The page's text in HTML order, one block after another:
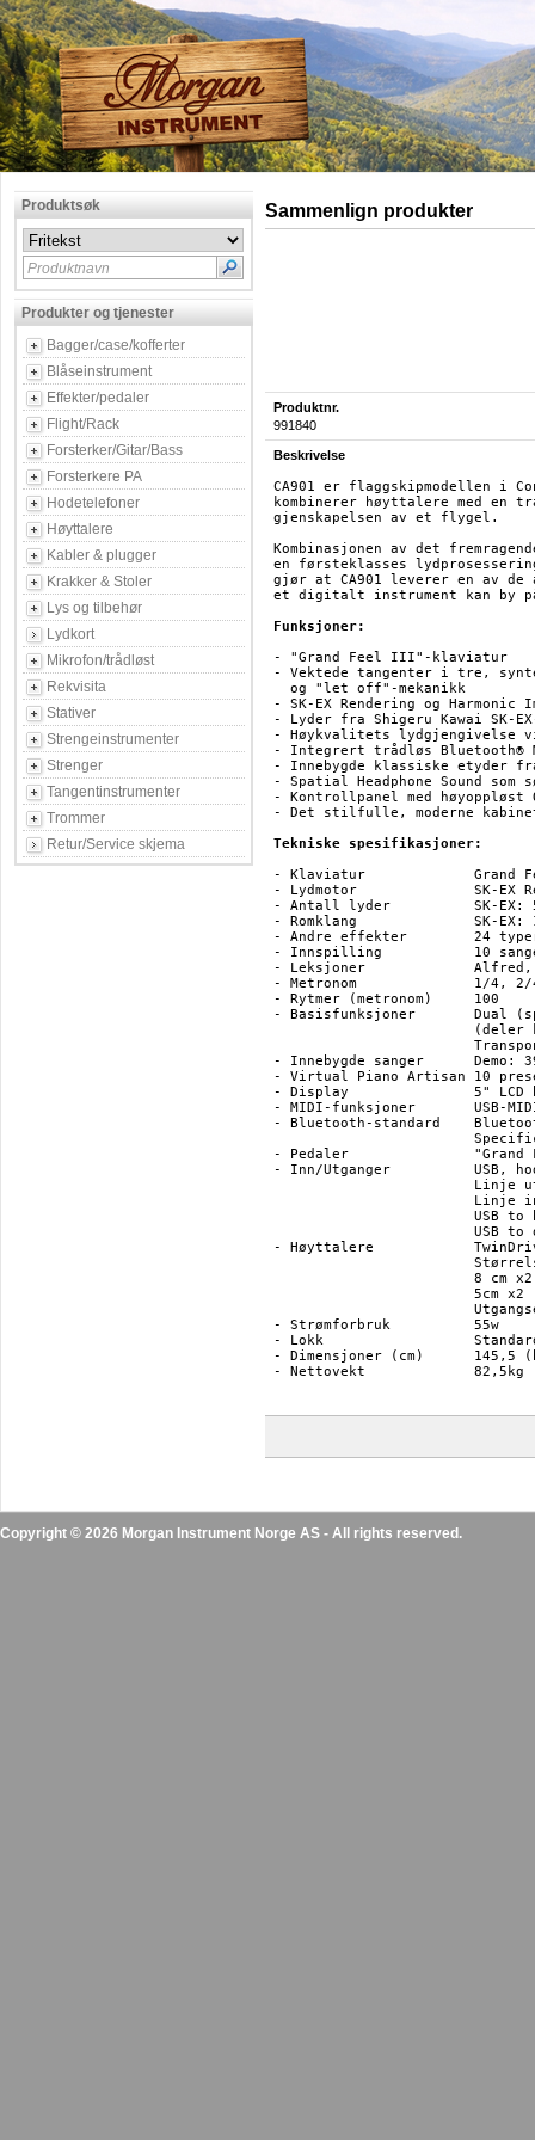
Produktsøk
Produktnavn
Produkter og tjenester
Bagger/case/kofferter
Blåseinstrument
Effekter/pedaler
Flight/Rack
Forsterker/Gitar/Bass
Forsterkere PA
Hodetelefoner
Høyttalere
Kabler & plugger
Krakker & Stoler
Lys og tilbehør
Lydkort
Mikrofon/trådløst
Rekvisita
Stativer
Strengeinstrumenter
Strenger
Tangentinstrumenter
Trommer
Retur/Service skjema
Sammenlign produkter
Produktnr.
991840
Beskrivelse
CA901 er flaggskipmodellen i
kombinerer høyttalere med
gjenskapelsen av et flygel.
Kombinasjonen av det
en førsteklasses
gjør at CA901 leverer en av
et digitalt instrument kan by
Funksjoner:
- "Grand Feel III"-klaviatur
- Vektede tangenter i tre,
  og "let off"-mekanikk
- SK-EX Rendering og
- Lyder fra Shigeru Kawai SK-
- Høykvalitets lydgjengivelse
- Integrert trådløs Bluetooth®
- Innebygde klassiske etyder
- Spatial Headphone Sound
- Kontrollpanel med høyoppløst
- Det stilfulle, moderne
Tekniske spesifikasjoner:
- Klaviatur 		Grand Feel III med 88 tangenter
- Lydmotor 		SK-EX Rendering / Harmonic Imaging XL (HI-XL)
- Antall lyder 		SK-EX: 5+5 / HI-XL: 96
- Romklang 		SK-EX: 10 typer / HI-XL: 6 typer
- Andre effekter	24 typer
- Innspilling		10 sanger og opptil ca. 90000 noter kan lagres i minnet
- Leksjoner 		Alfred, Bach: Inventionen, Beyer, Burgmüller,Chopin Walzer og Czerny
- Metronom 		1/4, 2/4, 3/4, 4/4, 5/4, 3/8, 6/8, 7/8, 9/8, 12/8
- Rytmer (metronom)	100
- Basisfunksjoner	Dual (spill med lydene av to instrumenter samtidig), Four Hands
- Innebygde sanger 	Demo: 39 sanger Pianostykker: 29 sanger Concert Magic: 176 sanger
- Virtual Piano Artisan	10 presets (styres via PianoRemote-appen)
- Display		5" LCD berøringsskjerm
- MIDI-funksjoner	USB-MIDI, Bluetooth MIDI *
- Bluetooth-standard 	Bluetooth (Ver. 5.0; GATT compatible), Bluetooth Low Energy MIDI
- Pedaler		"Grand Feel" pedalsystem - Sustain (med half-pedal support), Soft, Sostenuto
- Inn/Utganger		USB, hodetelefonutgang x 2 (1/4" + 1/8")
- Høyttalere 		TwinDrive Soundboard Speaker System
- Strømforbruk		55w
- Lokk			Standard pianolokk med Kawais "Soft Fall"-system
- Dimensjoner (cm) 	145,5 (bredde) x 47,5 (dybde) x 101 (høyde)
- Nettovekt		82,5kg (91,5 kg for Ebony Polish-finishen)
Copyright © 2026 Morgan Instrument Norge AS - All rights reserved.